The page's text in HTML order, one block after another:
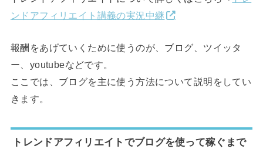
ンドアフィリエイト講義の実況中継
報酬をあげていくために使うのが、ブログ、ツイッタ
ー、youtubeなどです。
ここでは、ブログを主に使う方法について説明をしてい
きます。
トレンドアフィリエイトでブログを使って稼ぐまで